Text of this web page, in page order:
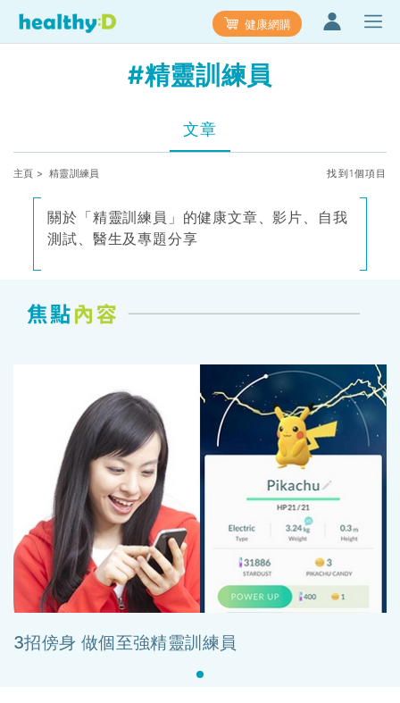
健康網購
#精靈訓練員
文章
主頁 > 精靈訓練員 找到1個項目
關於「精靈訓練員」的健康文章、影片、自我
測試、醫生及專題分享
3招傍身 做個至強精靈訓練員